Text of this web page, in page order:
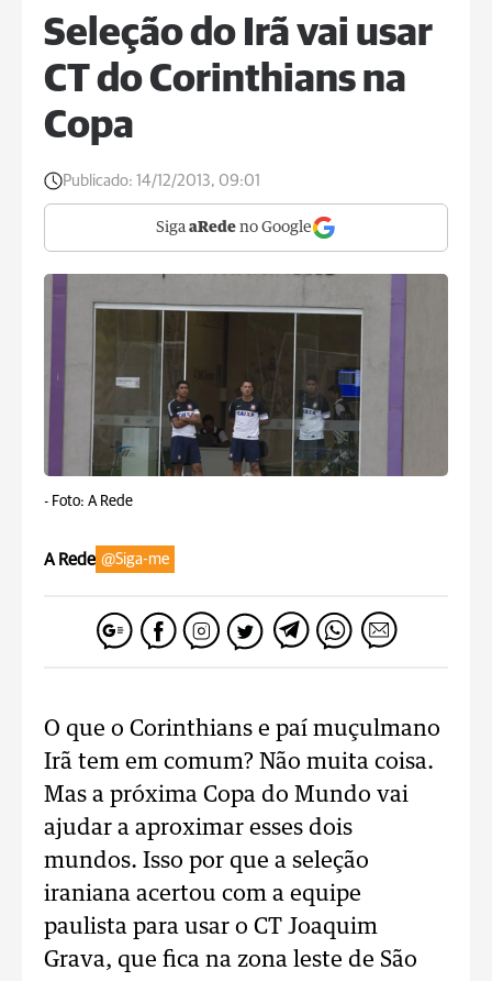
Seleção do Irã vai usar
CT do Corinthians na
Copa
Publicado: 14/12/2013, 09:01
Siga aRede no Google
- Foto: A Rede
A Rede @Siga-me
O que o Corinthians e paí muçulmano
Irã tem em comum? Não muita coisa.
Mas a próxima Copa do Mundo vai
ajudar a aproximar esses dois
mundos. Isso por que a seleção
iraniana acertou com a equipe
paulista para usar o CT Joaquim
Grava, que fica na zona leste de São